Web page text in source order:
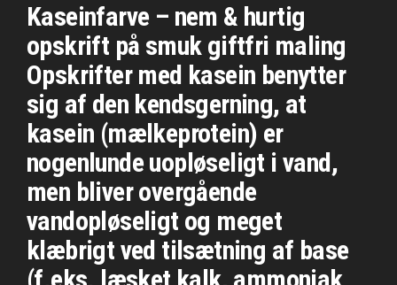
Kaseinfarve – nem & hurtig
opskrift på smuk giftfri maling
Opskrifter med kasein benytter
sig af den kendsgerning, at
kasein (mælkeprotein) er
nogenlunde uopløseligt i vand,
men bliver overgående
vandopløseligt og meget
klæbrigt ved tilsætning af base